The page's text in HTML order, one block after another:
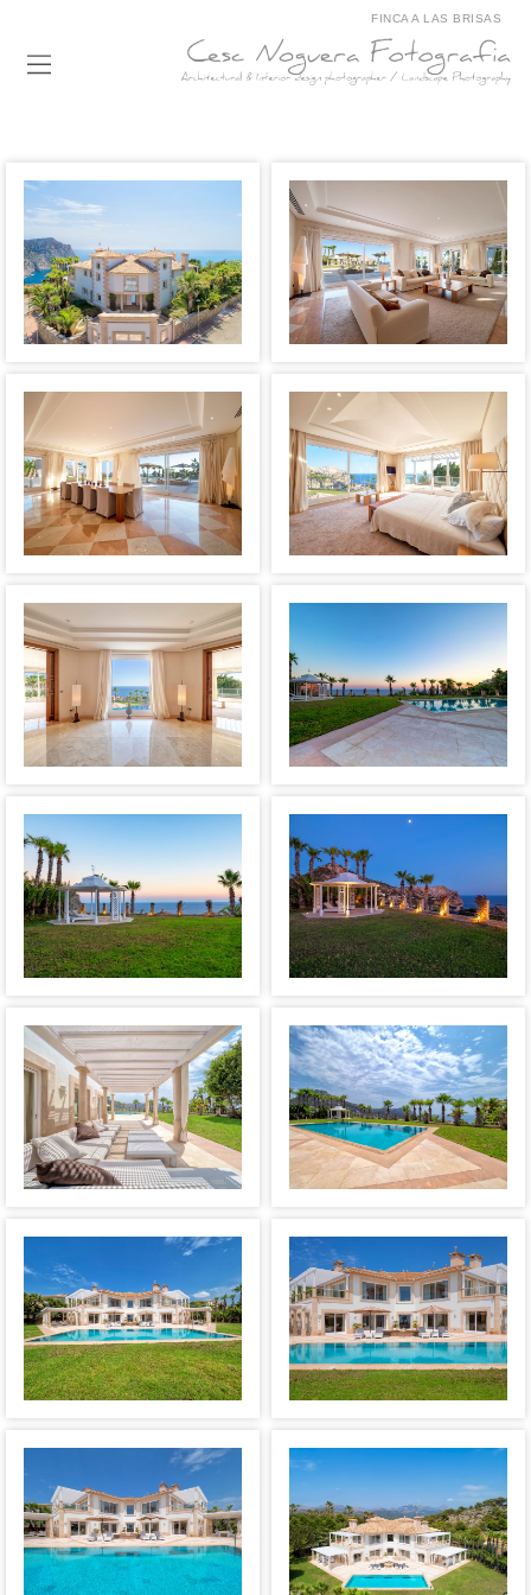
FINCA A LAS BRISAS